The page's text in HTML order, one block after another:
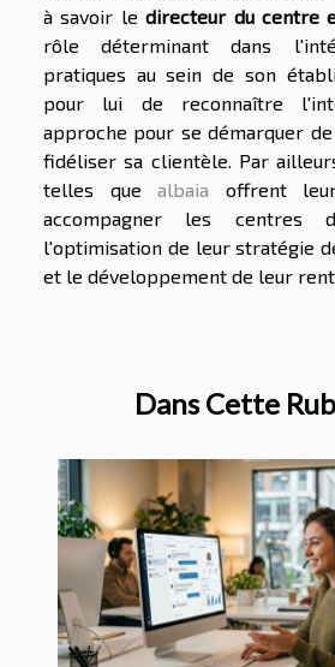
à savoir ledirecteur du centre
rôle déterminant dans
pratiques au sein de son
pour lui de reconnaître
approche pour se démarquer
fidéliser sa clientèle. Par
telles que albaia offrent
accompagner les centres
l'optimisation de leur stratégie
et le développement de leur
Dans Cette